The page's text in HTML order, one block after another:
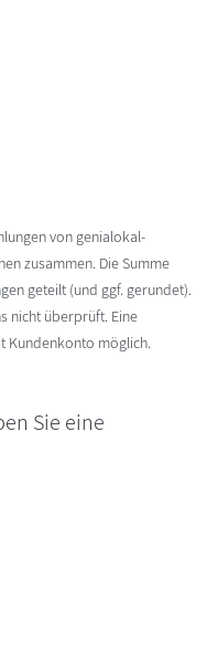
von genialokal-
zusammen. Die Summe
geteilt (und ggf. gerundet).
nicht überprüft. Eine
Kundenkonto möglich.
Sie eine